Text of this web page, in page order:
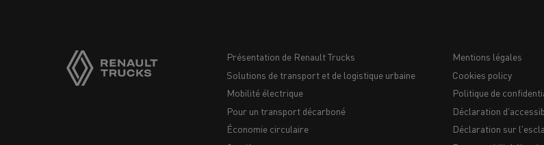
Navigation
Présentation de Renault Trucks
Solutions de transport et de logistique urbaine
Mobilité électrique
Pour un transport décarboné
Économie circulaire
Navigation
du
bas
Mentions légales
Cookies policy
Politique de
Déclaration
Déclaration sur